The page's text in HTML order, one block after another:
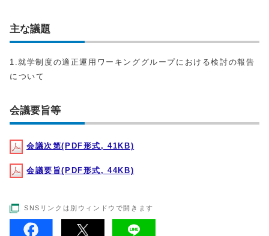
主な議題
1.就学制度の適正運用ワーキンググループにおける検討の報告
について
会議要旨等
会議次第(PDF形式, 41KB)
会議要旨(PDF形式, 44KB)
SNSリンクは別ウィンドウで開きます